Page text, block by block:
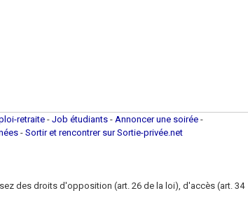
retraite - Job étudiants - Annoncer une soirée -
- Sortir et rencontrer sur Sortie-privée.net
des droits d'opposition (art. 26 de la loi), d'accès (art. 34